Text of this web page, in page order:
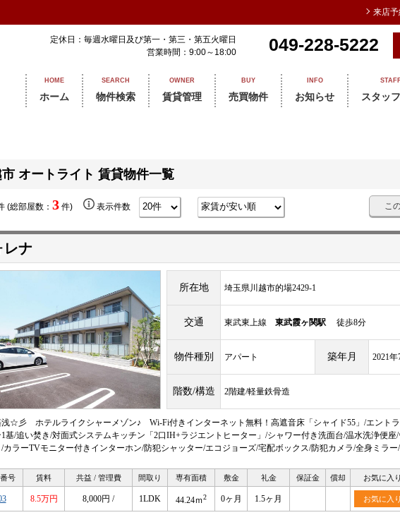
定休日：毎週水曜日及び第一・第三・第五火曜日
営業時間：9:00～18:00
049-228-5222
HOME
ホーム
SEARCH
物件検索
OWNER
賃貸管理
BUY
売買物件
INFO
お知らせ スタッ
市 オートライト 賃貸物件一覧
(総部屋数： 3 件) 表示件数 こ
レナ
所在地 埼玉県川越市的場2429-1
交通 東武東上線 東武霞ヶ関駅 徒歩8分
物件種別 アパート 築年月 2021年
階数/構造 2階建/軽量鉄骨造
☆彡 ホテルライクシャーメゾン♪ Wi-Fi付きインターネット無料！高遮音床「シャイド55」/エント
1基/追い焚き/対面式システムキッチン「2口IH+ラジエントヒーター」/シャワー付き洗面台/温水洗浄便座
カラーTVモニター付きインターホン/防犯シャッター/エコジョーズ/宅配ボックス/防犯カメラ/全身ミラー
号 賃料 共益 / 管理費 間取り 専有面積 敷金 礼金 保証金 償却 お気に入り
8.5万円 8,000円 / 1LDK 44.24ｍ2 0ヶ月 1.5ヶ月 お気に入り
来店